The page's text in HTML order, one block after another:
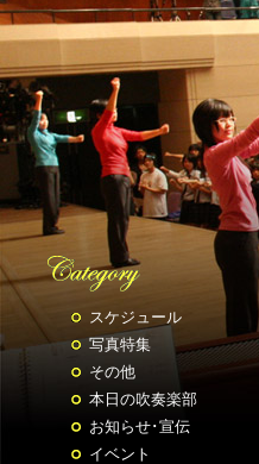
スケジュール
写真特集
その他
本日の吹奏楽部
お知らせ･宣伝
イベント